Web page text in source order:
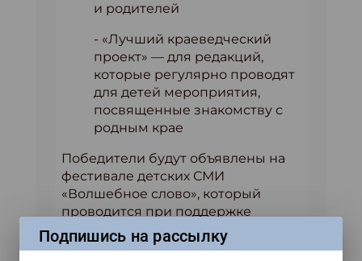
и родителей
- «Лучший краеведческий
проект» — для редакций,
которые регулярно проводят
для детей мероприятия,
посвященные знакомству с
родным крае
Победители будут объявлены на
фестивале детских СМИ
«Волшебное слово», который
проводится при поддержке
Министерства цифрового
развития, связи и массовых
Подпишись на рассылку